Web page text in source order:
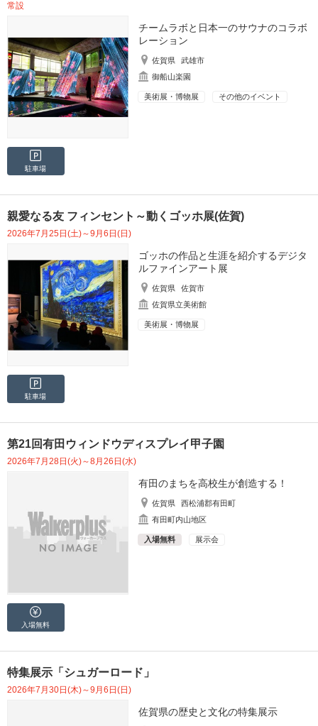
常設
チームラボと日本一のサウナのコラボ
レーション
佐賀県
武雄市
御船山楽園
美術展・博物展 その他のイベント
駐車場
親愛なる友 フィンセント～動くゴッホ展(佐賀)
2026年7月25日(土)～9月6日(日)
ゴッホの作品と生涯を紹介するデジタ
ルファインアート展
佐賀県
佐賀市
佐賀県立美術館
美術展・博物展
駐車場
第21回有田ウィンドウディスプレイ甲子園
2026年7月28日(火)～8月26日(水)
有田のまちを高校生が創造する！
佐賀県
西松浦郡有田町
有田町内山地区
入場無料 展示会
入場無料
特集展示「シュガーロード」
2026年7月30日(木)～9月6日(日)
佐賀県の歴史と文化の特集展示